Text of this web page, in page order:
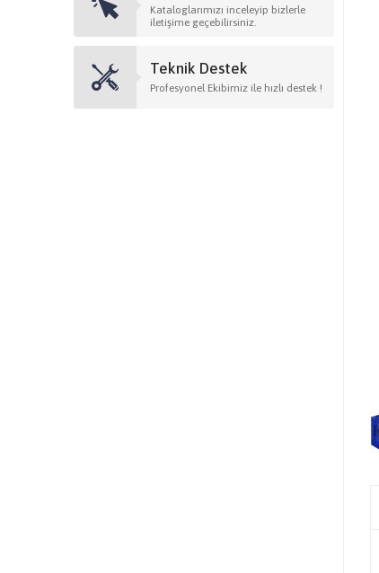
Kataloglarımızı inceleyip bizlerle
iletişime geçebilirsiniz.
Teknik Destek
Profesyonel Ekibimiz ile hızlı destek !